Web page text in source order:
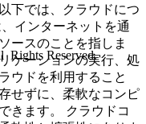
下では、クラウドにつ
インターネットを通
ースのことを指しま
ケーションの実行、処
ウドを利用すること
せずに、柔軟なコンピ
きます。 クラウドコ
Rights Reserved.